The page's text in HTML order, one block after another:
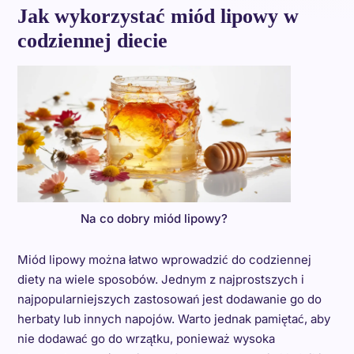
Jak wykorzystać miód lipowy w
codziennej diecie
Na co dobry miód lipowy?
Miód lipowy można łatwo wprowadzić do codziennej
diety na wiele sposobów. Jednym z najprostszych i
najpopularniejszych zastosowań jest dodawanie go do
herbaty lub innych napojów. Warto jednak pamiętać, aby
nie dodawać go do wrzątku, ponieważ wysoka